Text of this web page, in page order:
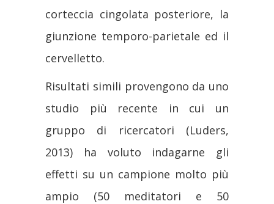
corteccia cingolata posteriore, la
giunzione temporo-parietale ed il
cervelletto.
Risultati simili provengono da uno
studio più recente in cui un
gruppo di ricercatori (Luders,
2013) ha voluto indagarne gli
effetti su un campione molto più
ampio (50 meditatori e 50